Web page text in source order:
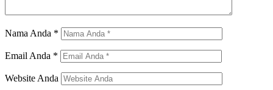
Nama Anda *
Email Anda *
Website Anda